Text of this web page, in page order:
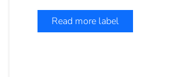
Read more label